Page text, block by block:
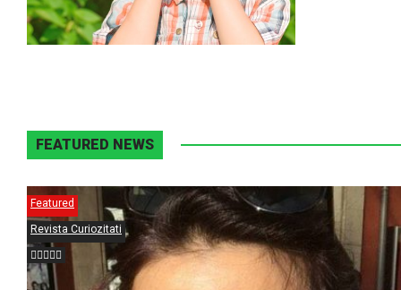
FEATURED NEWS
Featured
Revista Curiozitati